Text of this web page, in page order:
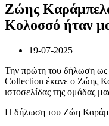
Ζώης
Κολοσσό ήταν
19-07-2025
Την πρώτη του δήλωση
Collection έκανε ο Ζώης
ιστοσελίδας της ομάδας
Η δήλωση του Ζώη